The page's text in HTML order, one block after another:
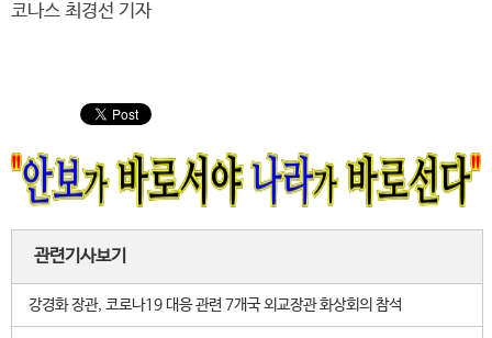
코나스 최경선 기자
관련기사보기
강경화 장관, 코로나19 대응 관련 7개국 외교장관 화상회의 참석